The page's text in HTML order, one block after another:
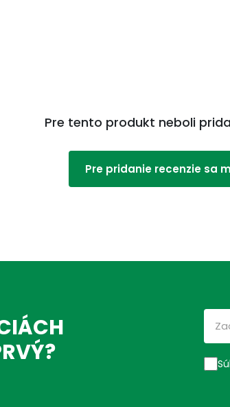
Pre tento produkt neboli
Pre pridanie recenzie sa